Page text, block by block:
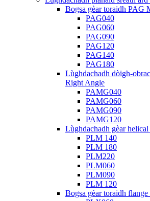
Bogsa gèar toraidh PAG
PAG040
PAG060
PAG090
PAG120
PAG140
PAG180
Lùghdachadh dòigh-
Right Angle
PAMG040
PAMG060
PAMG090
PAMG120
Lùghdachadh gèar
PLM 140
PLM 180
PLM220
PLM060
PLM090
PLM 120
Bogsa gèar toraidh